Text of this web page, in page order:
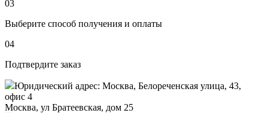
03
Выберите способ получения и оплаты
04
Подтвердите заказ
Юридический адрес: Москва, Белореченская улица, 43,
офис 4
Москва, ул Братеевская, дом 25